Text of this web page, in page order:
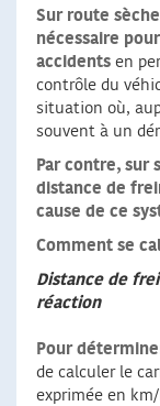
Sur route
nécessaire
accidents en
contrôle du
situation où,
souvent à un
Par contre, sur
distance de
cause de ce
Comment se
Distance de
réaction
Pour
de calculer le
exprimée en